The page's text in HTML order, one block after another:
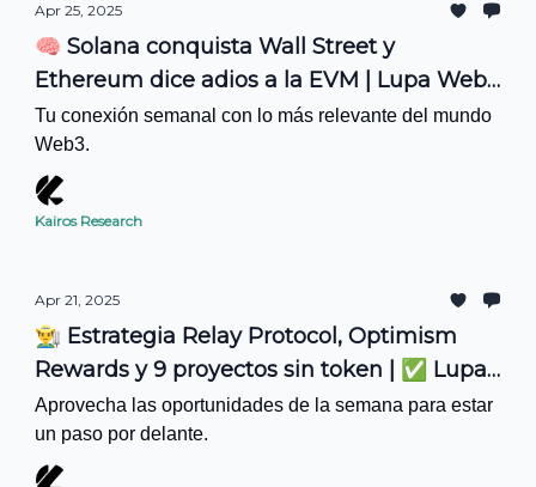
Apr 25, 2025
🧠 Solana conquista Wall Street y
Ethereum dice adios a la EVM | Lupa Web3
#17
Tu conexión semanal con lo más relevante del mundo
Web3.
Kairos Research
Apr 21, 2025
👨‍🌾 Estrategia Relay Protocol, Optimism
Rewards y 9 proyectos sin token | ✅ Lupa
PRO #17
Aprovecha las oportunidades de la semana para estar
un paso por delante.